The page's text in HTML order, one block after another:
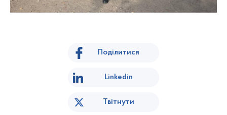
Поділитися
Linkedin
Твітнути